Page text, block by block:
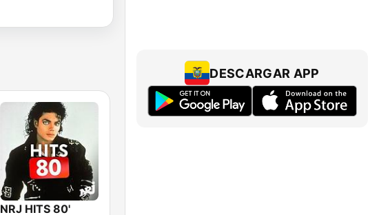
NRJ HITS 80'
DESCARGAR APP